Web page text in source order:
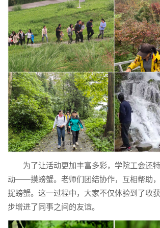
为了让活动更加丰富多彩，学院工会还
动——摸螃蟹。老师们团结协作，互相帮助
捉螃蟹。这一过程中，大家不仅体验到了收
步增进了同事之间的友谊。